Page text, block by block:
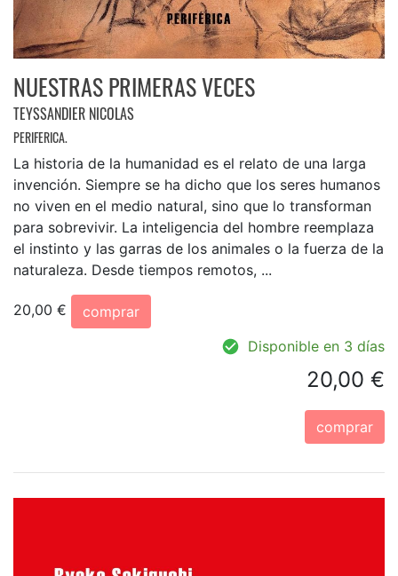
NUESTRAS PRIMERAS VECES
TEYSSANDIER NICOLAS
PERIFERICA.
La historia de la humanidad es el relato de una larga
invención. Siempre se ha dicho que los seres humanos
no viven en el medio natural, sino que lo transforman
para sobrevivir. La inteligencia del hombre reemplaza
el instinto y las garras de los animales o la fuerza de la
naturaleza. Desde tiempos remotos, ...
20,00 €
comprar
Disponible en 3 días
20,00 €
comprar